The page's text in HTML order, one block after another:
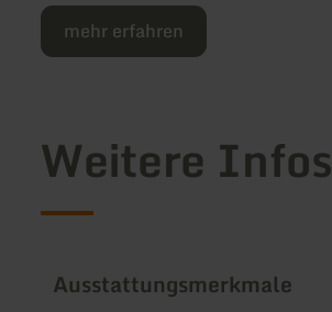
mehr erfahren
Weitere Infos
Ausstattungsmerkmale